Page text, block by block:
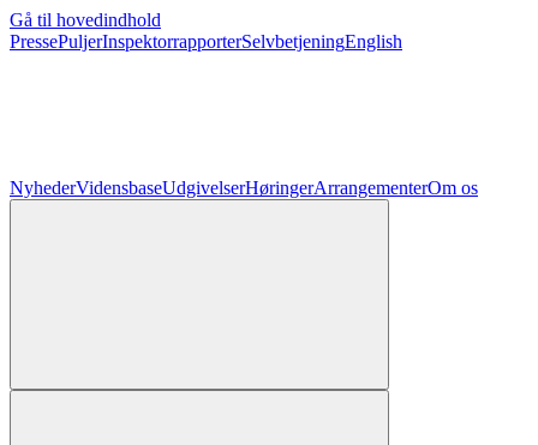
Gå til hovedindhold
PressePuljerInspektorrapporterSelvbetjeningEnglish
NyhederVidensbaseUdgivelserHøringerArrangementerOm os